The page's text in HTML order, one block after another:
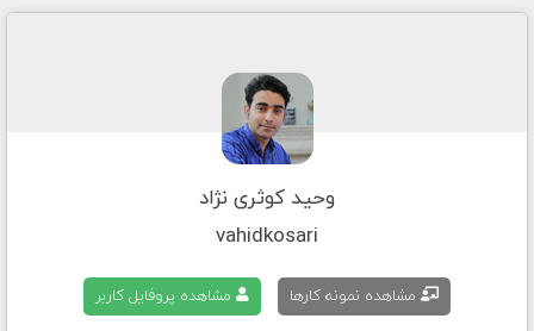
وحید کوثری نژاد
vahidkosari
مشاهده نمونه کارها مشاهده پروفایل کاربر